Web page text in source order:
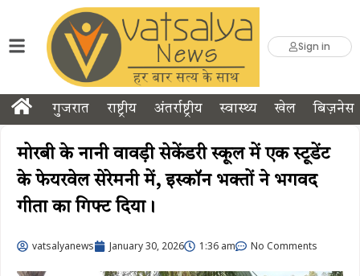
Sign in
गुजरात राष्ट्रीय अंतर्राष्ट्रीय स्वास्थ्य खेल बिज़नेस
मोरबी के नानी वावड़ी सेकेंडरी स्कूल में एक स्टूडेंट
के फेयरवेल सेरेमनी में, इस्कॉन भक्तों ने भगवद
गीता का गिफ्ट दिया।
vatsalyanews January 30, 2026 1:36 am No Comments